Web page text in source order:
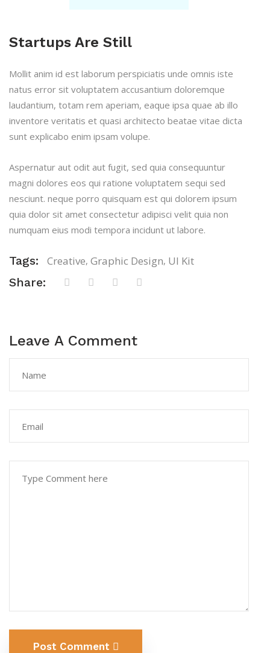
Startups Are Still
Mollit anim id est laborum perspiciatis unde omnis iste
natus error sit voluptatem accusantium doloremque
laudantium, totam rem aperiam, eaque ipsa quae ab illo
inventore veritatis et quasi architecto beatae vitae dicta
sunt explicabo enim ipsam volupe.
Aspernatur aut odit aut fugit, sed quia consequuntur
magni dolores eos qui ratione voluptatem sequi sed
nesciunt. neque porro quisquam est qui dolorem ipsum
quia dolor sit amet consectetur adipisci velit quia non
numquam eius modi tempora incidunt ut labore.
Tags: Creative, Graphic Design, UI Kit
Share:
Leave A Comment
Post Comment